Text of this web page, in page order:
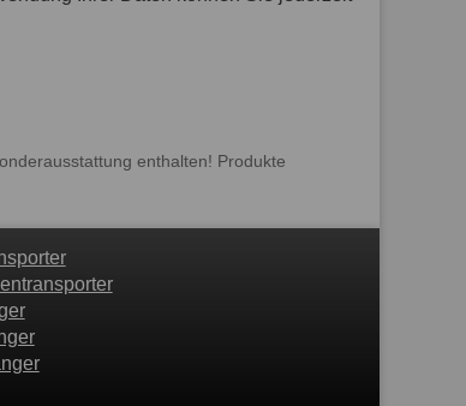
enthalten! Produkte